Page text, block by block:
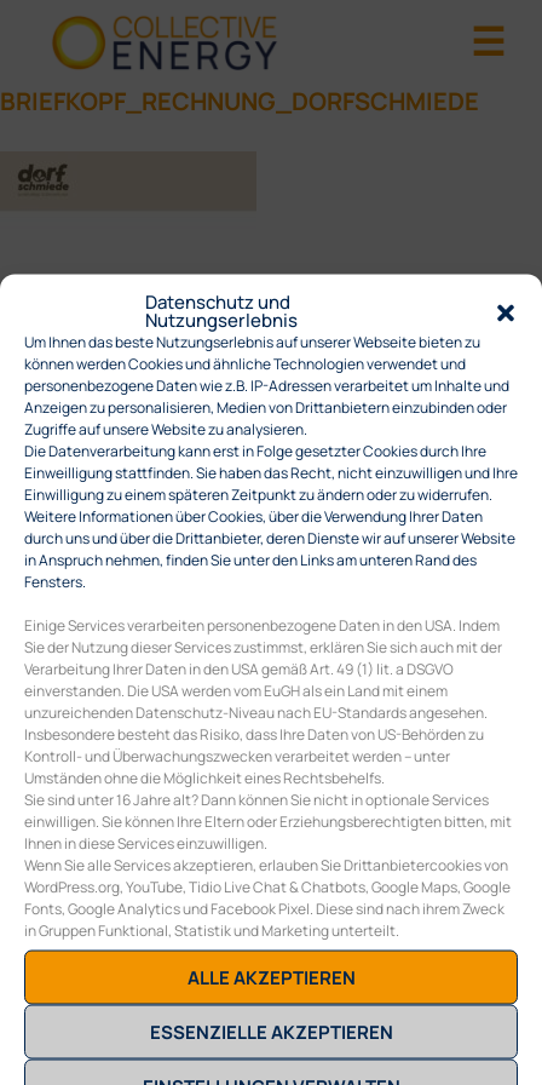
Datenschutz und
Nutzungserlebnis
Um Ihnen das beste Nutzungserlebnis auf unserer Webseite bieten zu
können werden Cookies und ähnliche Technologien verwendet und
personenbezogene Daten wie z.B. IP-Adressen verarbeitet um Inhalte und
Anzeigen zu personalisieren, Medien von Drittanbietern einzubinden oder
Zugriffe auf unsere Website zu analysieren.
Die Datenverarbeitung kann erst in Folge gesetzter Cookies durch Ihre
Einweilligung stattfinden. Sie haben das Recht, nicht einzuwilligen und Ihre
Einwilligung zu einem späteren Zeitpunkt zu ändern oder zu widerrufen.
Weitere Informationen über Cookies, über die Verwendung Ihrer Daten
durch uns und über die Drittanbieter, deren Dienste wir auf unserer Website
in Anspruch nehmen, finden Sie unter den Links am unteren Rand des
Fensters.
Einige Services verarbeiten personenbezogene Daten in den USA. Indem
Sie der Nutzung dieser Services zustimmst, erklären Sie sich auch mit der
Verarbeitung Ihrer Daten in den USA gemäß Art. 49 (1) lit. a DSGVO
einverstanden. Die USA werden vom EuGH als ein Land mit einem
unzureichenden Datenschutz-Niveau nach EU-Standards angesehen.
Insbesondere besteht das Risiko, dass Ihre Daten von US-Behörden zu
Kontroll- und Überwachungszwecken verarbeitet werden – unter
Umständen ohne die Möglichkeit eines Rechtsbehelfs.
Sie sind unter 16 Jahre alt? Dann können Sie nicht in optionale Services
einwilligen. Sie können Ihre Eltern oder Erziehungsberechtigten bitten, mit
Ihnen in diese Services einzuwilligen.
Wenn Sie alle Services akzeptieren, erlauben Sie Drittanbietercookies von
WordPress.org, YouTube, Tidio Live Chat & Chatbots, Google Maps, Google
Fonts, Google Analytics und Facebook Pixel. Diese sind nach ihrem Zweck
in Gruppen Funktional, Statistik und Marketing unterteilt.
ALLE AKZEPTIEREN
ESSENZIELLE AKZEPTIEREN
BRIEFKOPF_RECHNUNG_DORFSCHMIEDE
Veröffentlicht in .
BEITRAGSNAVIGATION
← RechnungDorfschmiede
COLLECTIVE ENERGY GMBH
Burggasse 117/10
A-1070 Wien
Eoffice@collective-energy.at
T+43 (0) 1 311 28 01